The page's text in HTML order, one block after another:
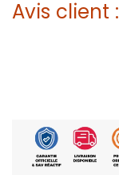
Avis client :